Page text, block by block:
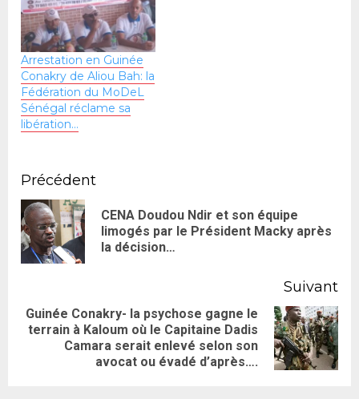
Arrestation en Guinée
Conakry de Aliou Bah: la
Fédération du MoDeL
Sénégal réclame sa
libération…
Précédent
CENA Doudou Ndir et son équipe
limogés par le Président Macky après
la décision…
Suivant
Guinée Conakry- la psychose gagne le
terrain à Kaloum où le Capitaine Dadis
Camara serait enlevé selon son
avocat ou évadé d’après….